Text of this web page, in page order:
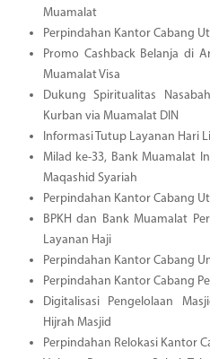
Muamalat
Perpindahan Kantor Cabang
Promo Cashback Belanja di
Muamalat Visa
Dukung Spiritualitas
Kurban via Muamalat DIN
Informasi Tutup Layanan Hari
Milad ke-33, Bank Muamalat
Maqashid Syariah
Perpindahan Kantor Cabang
BPKH dan Bank Muamalat
Layanan Haji
Perpindahan Kantor Cabang
Perpindahan Kantor Cabang
Digitalisasi Pengelolaan
Hijrah Masjid
Perpindahan Relokasi Kantor